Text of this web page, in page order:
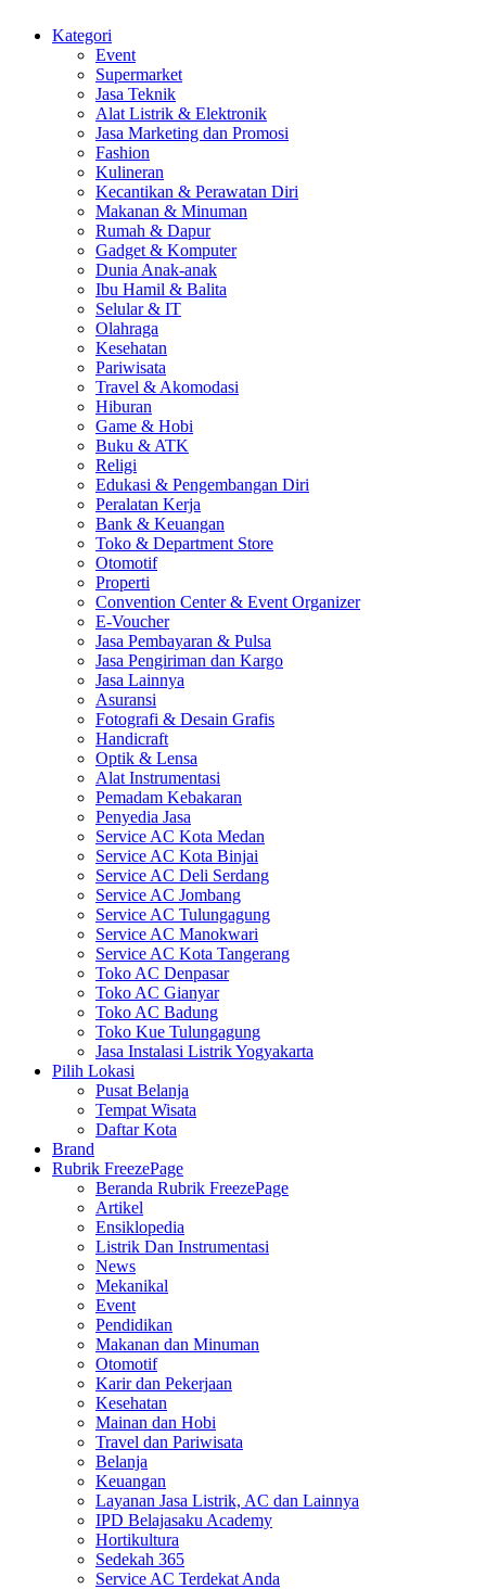
Kategori
Event
Supermarket
Jasa Teknik
Alat Listrik & Elektronik
Jasa Marketing dan Promosi
Fashion
Kulineran
Kecantikan & Perawatan Diri
Makanan & Minuman
Rumah & Dapur
Gadget & Komputer
Dunia Anak-anak
Ibu Hamil & Balita
Selular & IT
Olahraga
Kesehatan
Pariwisata
Travel & Akomodasi
Hiburan
Game & Hobi
Buku & ATK
Religi
Edukasi & Pengembangan Diri
Peralatan Kerja
Bank & Keuangan
Toko & Department Store
Otomotif
Properti
Convention Center & Event Organizer
E-Voucher
Jasa Pembayaran & Pulsa
Jasa Pengiriman dan Kargo
Jasa Lainnya
Asuransi
Fotografi & Desain Grafis
Handicraft
Optik & Lensa
Alat Instrumentasi
Pemadam Kebakaran
Penyedia Jasa
Service AC Kota Medan
Service AC Kota Binjai
Service AC Deli Serdang
Service AC Jombang
Service AC Tulungagung
Service AC Manokwari
Service AC Kota Tangerang
Toko AC Denpasar
Toko AC Gianyar
Toko AC Badung
Toko Kue Tulungagung
Jasa Instalasi Listrik Yogyakarta
Pilih Lokasi
Pusat Belanja
Tempat Wisata
Daftar Kota
Brand
Rubrik FreezePage
Beranda Rubrik FreezePage
Artikel
Ensiklopedia
Listrik Dan Instrumentasi
News
Mekanikal
Event
Pendidikan
Makanan dan Minuman
Otomotif
Karir dan Pekerjaan
Kesehatan
Mainan dan Hobi
Travel dan Pariwisata
Belanja
Keuangan
Layanan Jasa Listrik, AC dan Lainnya
IPD Belajasaku Academy
Hortikultura
Sedekah 365
Service AC Terdekat Anda